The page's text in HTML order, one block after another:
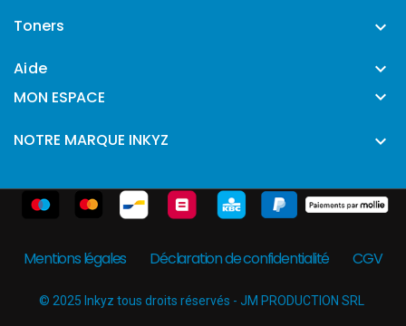
Toners 
Aide 
MON ESPACE 
NOTRE MARQUE INKYZ 
Mentions légales Déclaration de confidentialité CGV
© 2025 Inkyz tous droits réservés - JM PRODUCTION SRL